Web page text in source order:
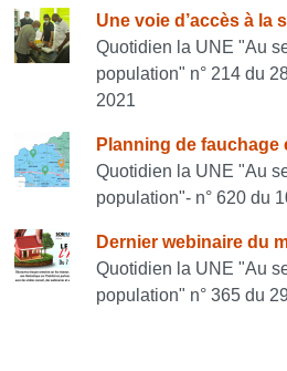
ConsulterUne voie d’accès à la
Quotidien la UNE "Au
population" n° 214 du
2021
Planning de fauchage
Quotidien la UNE "Au
population"- n° 620 du
Dernier webinaire du
Quotidien la UNE "Au
population" n° 365 du